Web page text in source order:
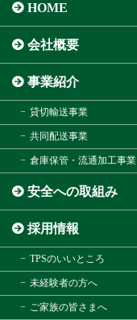
HOME
会社概要
事業紹介
貸切輸送事業
共同配送事業
倉庫保管・流通加工事業
安全への取組み
採用情報
TPSのいいところ
未経験者の方へ
ご家族の皆さまへ